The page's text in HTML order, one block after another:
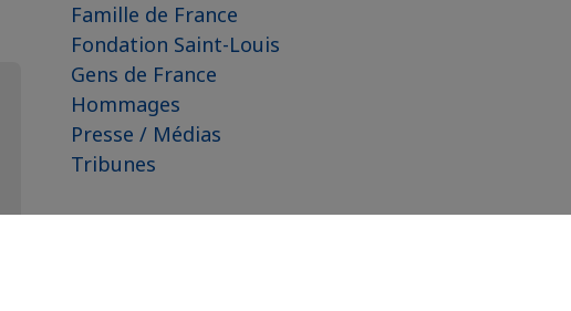
Famille de France
Fondation Saint-Louis
Gens de France
Hommages
Presse / Médias
Tribunes